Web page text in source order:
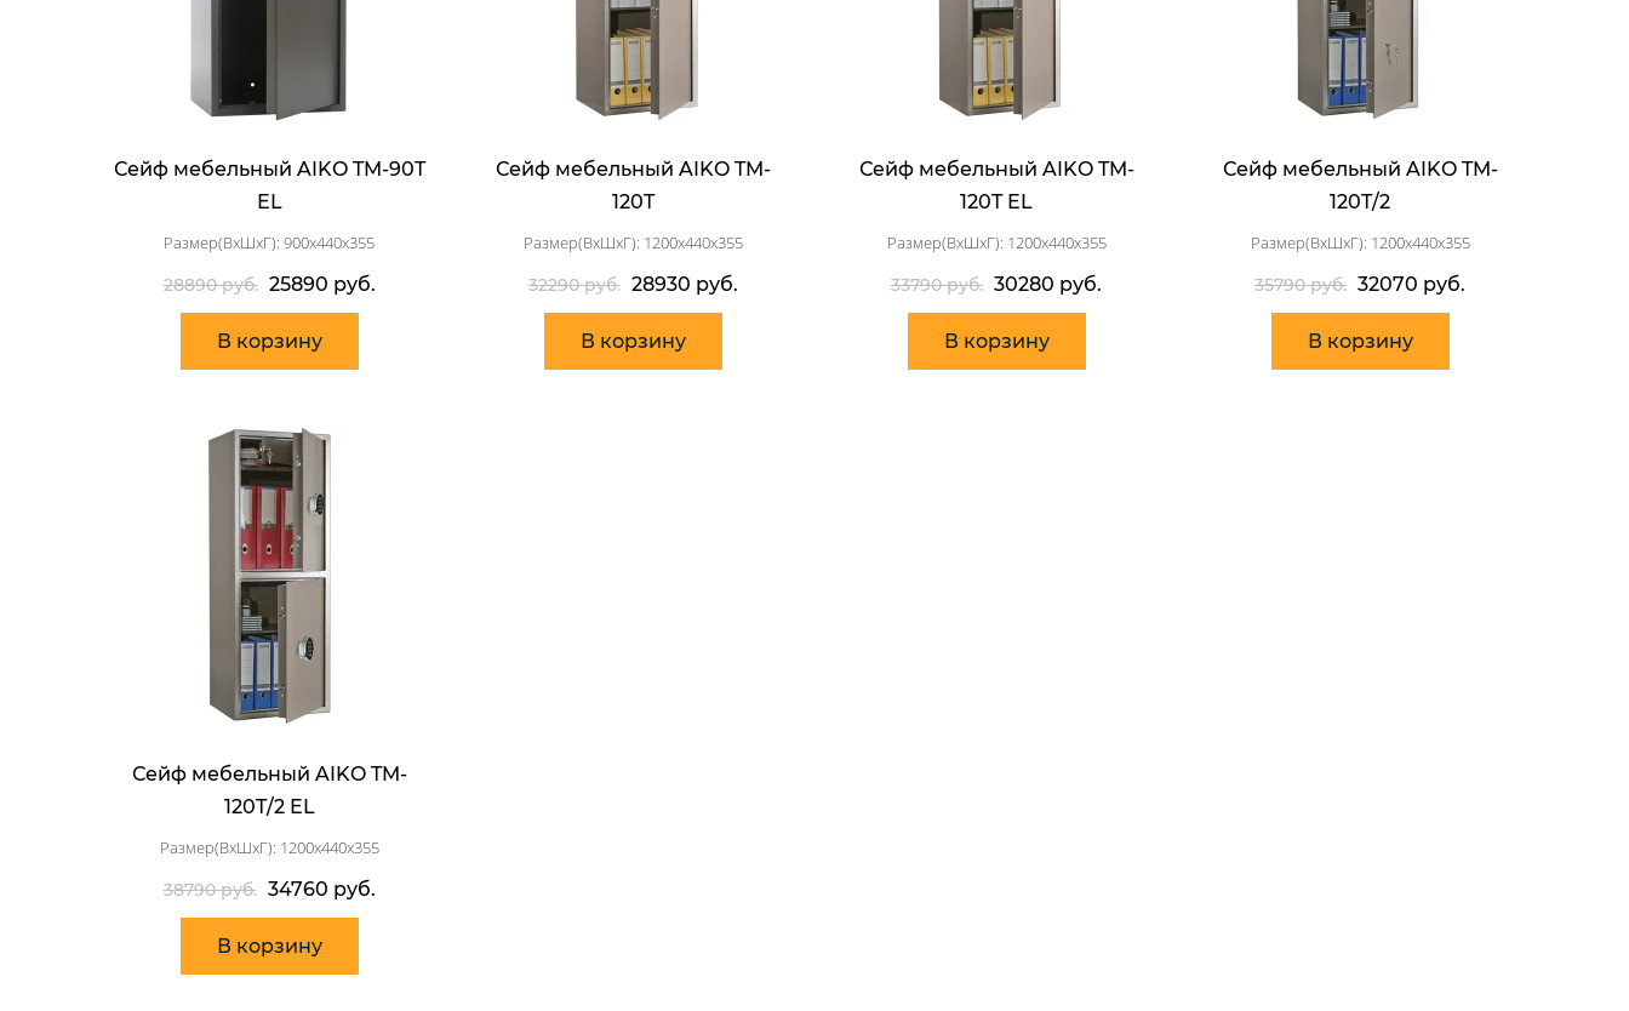
Сейф мебельный AIKO TM-90T
EL
Размер(ВхШхГ): 900x440x355
28890 руб. 25890 руб.
В корзину
Сейф мебельный AIKO TM-
120T
Размер(ВхШхГ): 1200x440x355
32290 руб. 28930 руб.
В корзину
Сейф мебельный AIKO TM-
120T EL
Размер(ВхШхГ): 1200x440x355
33790 руб. 30280 руб.
В корзину
Сейф мебельный AIKO TM-
120T/2
Размер(ВхШхГ): 1200x440x355
35790 руб. 32070 руб.
В корзину
Сейф мебельный AIKO TM-
120T/2 EL
Размер(ВхШхГ): 1200x440x355
38790 руб. 34760 руб.
В корзину